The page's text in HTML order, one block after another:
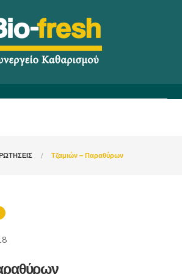
Τζαμιών – Παραθύρων